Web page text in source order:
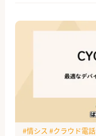
#情シス #クラウド電話